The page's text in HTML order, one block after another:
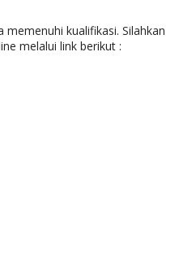
memenuhi kualifikasi. Silahkan
melalui link berikut :